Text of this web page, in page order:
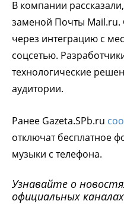
В компании
заменой Почты Mail.ru.
через интеграцию с
соцсетью.
технологические
аудитории.
Ранее Gazeta.SPb.ru
отключат бесплатное
музыки с телефона.
Узнавайте о
официальных